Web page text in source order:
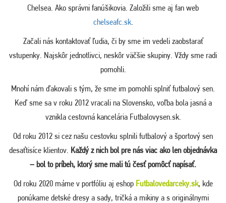
Chelsea. Ako správni fanúšikovia. Založili sme aj fan web
chelseafc.sk.
Začali nás kontaktovať ľudia, či by sme im vedeli zaobstarať
vstupenky. Najskôr jednotlivci, neskôr väčšie skupiny. Vždy sme radi
pomohli.
Mnohí nám ďakovali s tým, že sme im pomohli splniť futbalový sen.
Keď sme sa v roku 2012 vracali na Slovensko, voľba bola jasná a
vznikla cestovná kancelária Futbalovysen.sk.
Od roku 2012 si cez našu cestovku splnili futbalový a športový sen
desaťtisíce klientov. Každý z nich bol pre nás viac ako len objednávka
– bol to príbeh, ktorý sme mali tú česť pomôcť napísať.
Od roku 2020 máme v portfóliu aj eshop Futbalovedarceky.sk, kde
ponúkame detské dresy a sady, tričká a mikiny a s originálnymi